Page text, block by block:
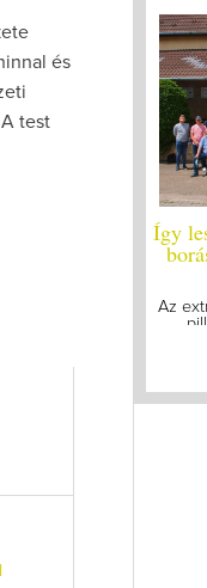
és
test
Így